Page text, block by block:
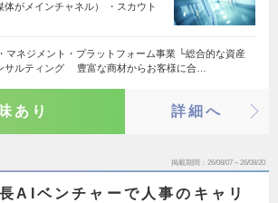
体がメインチャネル） ・スカウト
マネジメント・プラットフォーム事業 └総合的な資産
サルティング 豊富な商材からお客様に合…
あり 詳細へ
掲載期間 26/08/07～26/08/20
AIベンチャーで人事のキャリ